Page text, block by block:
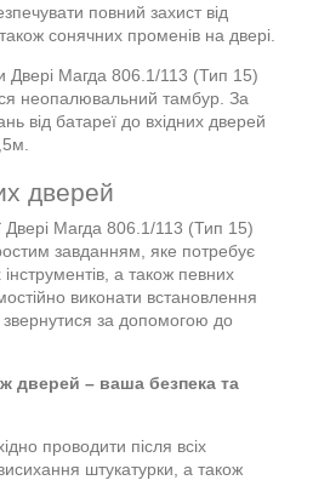
повний захист від
сонячних променів на двері.
Двері Магда 806.1/113 (Тип 15)
неопалювальний тамбур. За
від батареї до вхідних дверей
дверей
Двері Магда 806.1/113 (Тип 15)
завданням, яке потребує
інструментів, а також певних
виконати встановлення
за допомогою до
дверей – ваша безпека та
проводити після всіх
штукатурки, а також